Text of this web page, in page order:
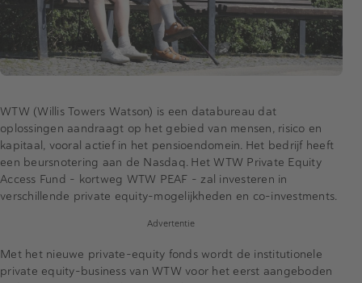
WTW (Willis Towers Watson) is een databureau dat
oplossingen aandraagt op het gebied van mensen, risico en
kapitaal, vooral actief in het pensioendomein. Het bedrijf heeft
een beursnotering aan de Nasdaq. Het WTW Private Equity
Access Fund – kortweg WTW PEAF - zal investeren in
verschillende private equity-mogelijkheden en co-investments.
Advertentie
Met het nieuwe private-equity fonds wordt de institutionele
private equity-business van WTW voor het eerst aangeboden